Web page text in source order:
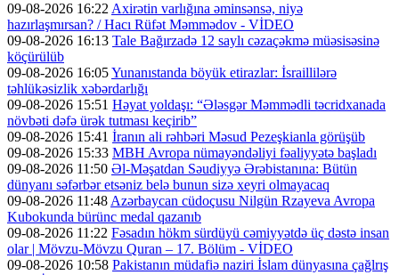
09-08-2026 16:22 Axirətin varlığına əminsənsə, niyə
hazırlaşmırsan? / Hacı Rüfət Məmmədov - VİDEO
09-08-2026 16:13 Tale Bağırzadə 12 saylı cəzaçəkmə müəsisəsinə
köçürülüb
09-08-2026 16:05Yunanıstanda böyük etirazlar: İsraillilərə
təhlükəsizlik xəbərdarlığı
09-08-2026 15:51 Həyat yoldaşı: “Ələsgər Məmmədli təcridxanada
növbəti dəfə ürək tutması keçirib”
09-08-2026 15:41 İranın ali rəhbəri Məsud Pezeşkianla görüşüb
09-08-2026 15:33 MBH Avropa nümayəndəliyi fəaliyyətə başladı
09-08-2026 11:50 Əl-Məşatdan Səudiyyə Ərəbistanına: Bütün
dünyanı səfərbər etsəniz belə bunun sizə xeyri olmayacaq
09-08-2026 11:48 Azərbaycan cüdoçusu Nilgün Rzayeva Avropa
Kubokunda bürünc medal qazanıb
09-08-2026 11:22 Fəsadın hökm sürdüyü cəmiyyətdə üç dəstə insan
olar | Mövzu-Mövzu Quran – 17. Bölüm - VİDEO
09-08-2026 10:58 Pakistanın müdafiə naziri İslam dünyasına çağlrış